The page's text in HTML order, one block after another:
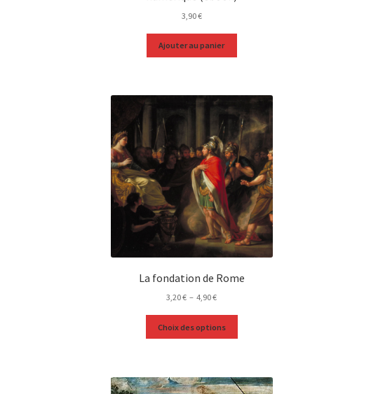
3,90€
Ajouter au panier
La fondation de Rome
3,20€ – 4,90€Plage
3,20 €
Choix des options
Les